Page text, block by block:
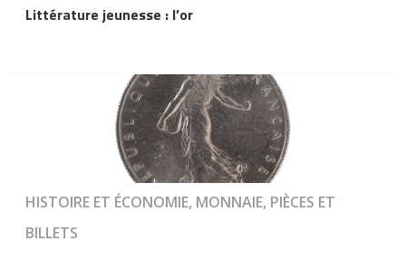
Littérature jeunesse : l’or
HISTOIRE ET ÉCONOMIE, MONNAIE, PIÈCES ET
BILLETS